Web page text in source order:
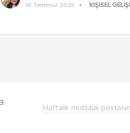
16 Temmuz 2025 KIŞISEL
Haftalık mutluluk